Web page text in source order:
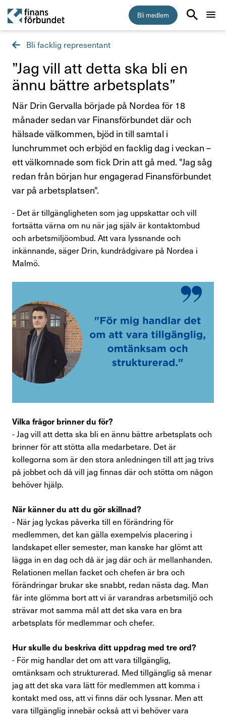
Bli medlem
Medlemskap
5 skäl att bli medlem i Finansförbundet
Vad kostar medlemskapet?
Så byter du fackförbund
Personlig rådgivning och rättshjälp
Finansförbundets medlemsförmåner
Bli facklig representant
Avsluta medlemskap
Råd & stöd
Förtroendevald
Logga in
Bli facklig representant
”Jag vill att detta ska bli en
ännu bättre arbets­plats”
När Drin Gervalla började på Nordea för 18
månader sedan var Finansförbundet där och
hälsade välkommen, bjöd in till samtal i
lunchrummet och erbjöd en facklig dag i veckan –
ett välkomnade som fick Drin att gå med. "Jag såg
redan från början hur engagerad Finansförbundet
var på arbetsplatsen".
- Det är tillgängligheten som jag uppskattar och vill
fortsätta värna om nu när jag själv är kontaktombud
och arbetsmiljöombud. Att vara lyssnande och
inkännande, säger Drin, kundrådgivare på Nordea i
Malmö.
Vilka frågor brinner du för?
- Jag vill att detta ska bli en ännu bättre arbetsplats och
brinner för att stötta alla medarbetare. Det är
kollegorna som är den stora anledningen till att jag trivs
på jobbet och då vill jag finnas där och stötta om någon
behöver hjälp.
När känner du att du gör skillnad?
- När jag lyckas påverka till en förändring för
medlemmen, det kan gälla exempelvis placering i
landskapet eller semester, man kanske har glömt att
lägga in en dag och då är jag där och är mellanhanden.
Relationen mellan facket och chefen är bra och
förändringar brukar ske snabbt, redan nästa dag. Man
får inte glömma bort att vi är varandras arbetsmiljö och
strävar mot samma mål att det ska vara en bra
arbetsplats för medlemmar och chefer.
Hur skulle du beskriva ditt uppdrag med tre ord?
- För mig handlar det om att vara tillgänglig,
omtänksam och strukturerad. Med tillgänglig så menar
jag att det ska vara lätt för medlemmen att komma i
kontakt med oss, att vi finns där och lyssnar. Men att
vara tillgänglig innebär också att vi behöver vara